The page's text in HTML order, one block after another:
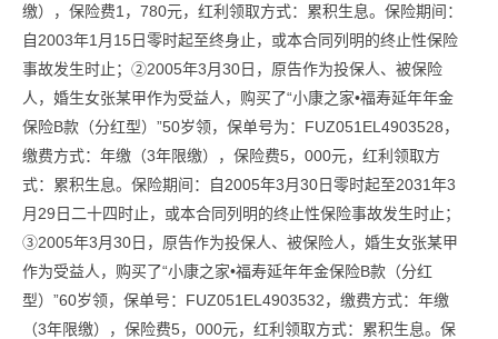
缴），保险费1，780元，红利领取方式：累积生息。保险期间：
自2003年1月15日零时起至终身止，或本合同列明的终止性保险
事故发生时止；②2005年3月30日，原告作为投保人、被保险
人，婚生女张某甲作为受益人，购买了“小康之家•福寿延年年金
保险B款（分红型）”50岁领，保单号为：FUZ051EL4903528，
缴费方式：年缴（3年限缴），保险费5，000元，红利领取方
式：累积生息。保险期间：自2005年3月30日零时起至2031年3
月29日二十四时止，或本合同列明的终止性保险事故发生时止；
③2005年3月30日，原告作为投保人、被保险人，婚生女张某甲
作为受益人，购买了“小康之家•福寿延年年金保险B款（分红
型）”60岁领，保单号：FUZ051EL4903532，缴费方式：年缴
（3年限缴），保险费5，000元，红利领取方式：累积生息。保